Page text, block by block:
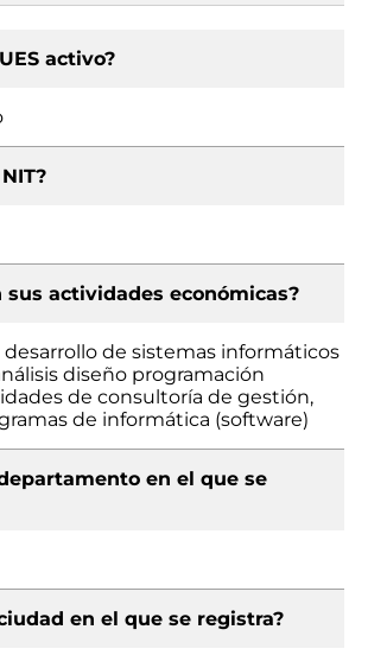
activo?
sus actividades económicas?
de sistemas informáticos
diseño programación
de consultoría de gestión,
de informática (software)
en el que se
en el que se registra?